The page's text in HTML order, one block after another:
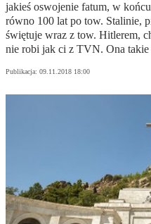
jakieś oswojenie fatum, w
równo 100 lat po tow. Stalinie,
świętuje wraz z tow. Hitlerem,
nie robi jak ci z TVN. Ona takie
Publikacja: 09.11.2018 18:00